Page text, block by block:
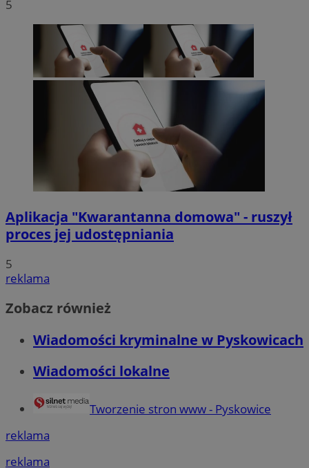
5
Aplikacja "Kwarantanna domowa" - ruszył
proces jej udostępniania
5
reklama
Zobacz również
Wiadomości kryminalne w Pyskowicach
Wiadomości lokalne
Tworzenie stron www - Pyskowice
reklama
reklama